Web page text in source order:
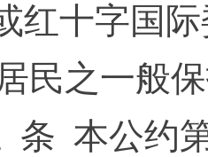
红十字国
民之一般
本公约